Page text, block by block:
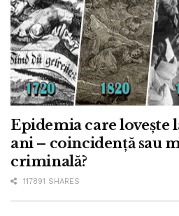
Epidemia care lovește
ani – coincidență sau
criminală?
117891 SHARES